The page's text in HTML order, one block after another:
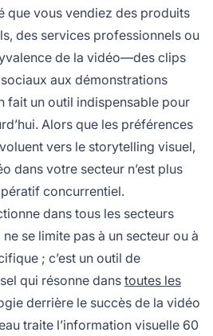
que vous vendiez des produits
des services professionnels ou
de la vidéo—des clips
aux démonstrations
un outil indispensable pour
Alors que les préférences
vers le storytelling visuel,
dans votre secteur n’est plus
concurrentiel.
dans tous les secteurs
se limite pas à un secteur ou à
; c’est un outil de
qui résonne dans toutes les
derrière le succès de la vidéo
traite l’information visuelle 60